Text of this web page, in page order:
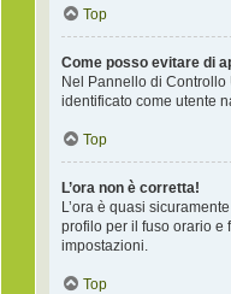
Top
Come posso evitare di
Nel Pannello di Controllo
identificato come utente
Top
L’ora non è corretta!
L’ora è quasi
profilo per il fuso orario e
impostazioni.
Top